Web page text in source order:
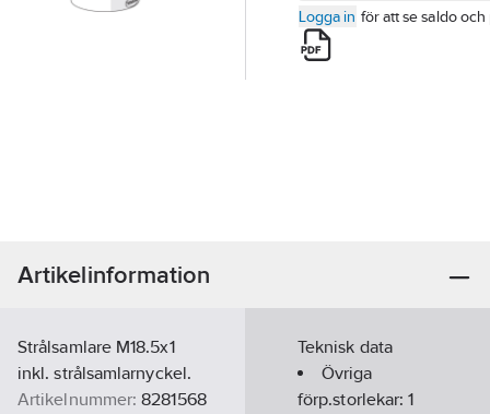
Logga in för att se saldo och
Artikelinformation
Strålsamlare M18.5x1
inkl. strålsamlarnyckel.
Artikelnummer: 8281568
Teknisk data
Övriga
förp.storlekar:1